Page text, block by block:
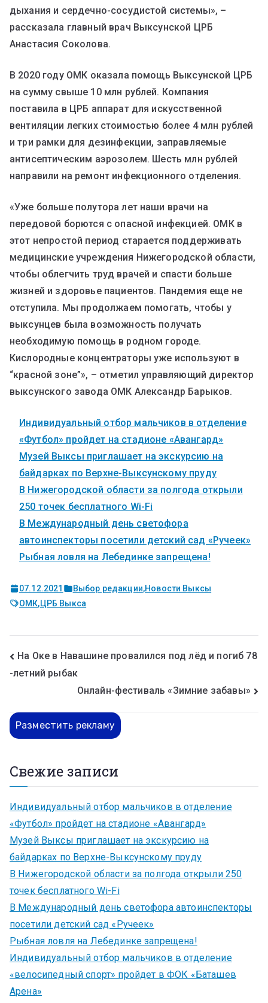
дыхания и сердечно-сосудистой системы», –
рассказала главный врач Выксунской ЦРБ
Анастасия Соколова.
В 2020 году ОМК оказала помощь Выксунской ЦРБ
на сумму свыше 10 млн рублей. Компания
поставила в ЦРБ аппарат для искусственной
вентиляции легких стоимостью более 4 млн рублей
и три рамки для дезинфекции, заправляемые
антисептическим аэрозолем. Шесть млн рублей
направили на ремонт инфекционного отделения.
«Уже больше полутора лет наши врачи на
передовой борются с опасной инфекцией. ОМК в
этот непростой период старается поддерживать
медицинские учреждения Нижегородской области,
чтобы облегчить труд врачей и спасти больше
жизней и здоровье пациентов. Пандемия еще не
отступила. Мы продолжаем помогать, чтобы у
выксунцев была возможность получать
необходимую помощь в родном городе.
Кислородные концентраторы уже используют в
“красной зоне”», – отметил управляющий директор
выксунского завода ОМК Александр Барыков.
Индивидуальный отбор мальчиков в отделение
«Футбол» пройдет на стадионе «Авангард»
Музей Выксы приглашает на экскурсию на
байдарках по Верхне-Выксунскому пруду
В Нижегородской области за полгода открыли
250 точек бесплатного Wi-Fi
В Международный день светофора
автоинспекторы посетили детский сад «Ручеек»
Рыбная ловля на Лебединке запрещена!
07.12.2021 Выбор редакции,Новости Выксы
ОМК,ЦРБ Выкса
На Оке в Навашине провалился под лёд и погиб 78
-летний рыбак
Онлайн-фестиваль «Зимние забавы»
Разместить рекламу
Свежие записи
Индивидуальный отбор мальчиков в отделение
«Футбол» пройдет на стадионе «Авангард»
Музей Выксы приглашает на экскурсию на
байдарках по Верхне-Выксунскому пруду
В Нижегородской области за полгода открыли 250
точек бесплатного Wi-Fi
В Международный день светофора автоинспекторы
посетили детский сад «Ручеек»
Рыбная ловля на Лебединке запрещена!
Индивидуальный отбор мальчиков в отделение
«велосипедный спорт» пройдет в ФОК «Баташев
Арена»